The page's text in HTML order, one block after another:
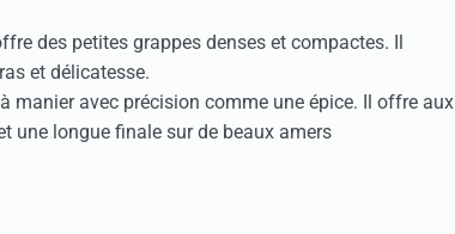
des petites grappes denses et compactes. Il
et délicatesse.
manier avec précision comme une épice. Il offre aux
une longue finale sur de beaux amers